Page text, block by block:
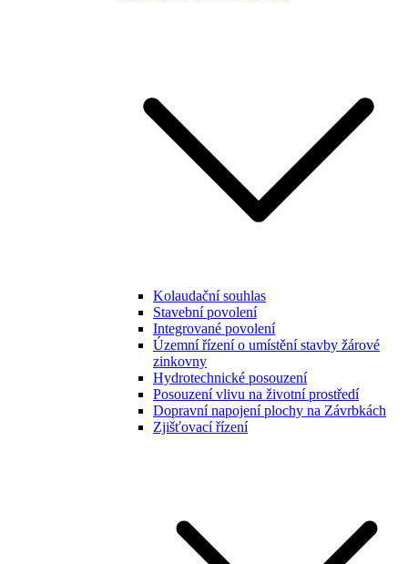
Kolaudační souhlas
Stavební povolení
Integrované povolení
Územní řízení o umístění stavby žárové
zinkovny
Hydrotechnické posouzení
Posouzení vlivu na životní prostředí
Dopravní napojení plochy na Závrbkách
Zjišťovací řízení